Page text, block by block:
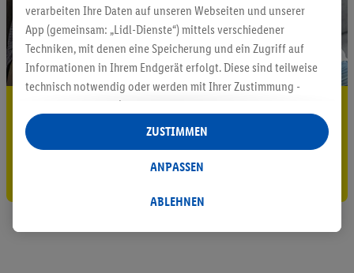
5.95 € Versand sparen³²ᵃ
Jetzt zum Newsletter anmelden
Gutschein sichern!
verarbeiten Ihre Daten auf unseren Webseiten und unserer
App (gemeinsam: „Lidl-Dienste“) mittels verschiedener
Techniken, mit denen eine Speicherung und ein Zugriff auf
Informationen in Ihrem Endgerät erfolgt. Diese sind teilweise
technisch notwendig oder werden mit Ihrer Zustimmung -
auch durch Partner (u.a.
Verantwortliche; im Zusammenhang mit dem IAB TCF
insgesamt
Statistik-Erstellung oder für personalisierte Werbung
Datenverarbeitungen für personalisierte Werbung werden
ABLEHNEN
ANPASSEN
ZUSTIMMEN